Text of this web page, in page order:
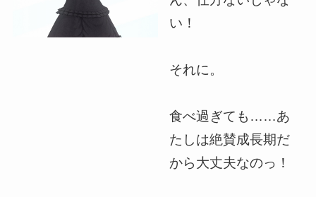
い！
それに。
食べ過ぎても……あ
たしは絶賛成長期だ
から大丈夫なのっ！